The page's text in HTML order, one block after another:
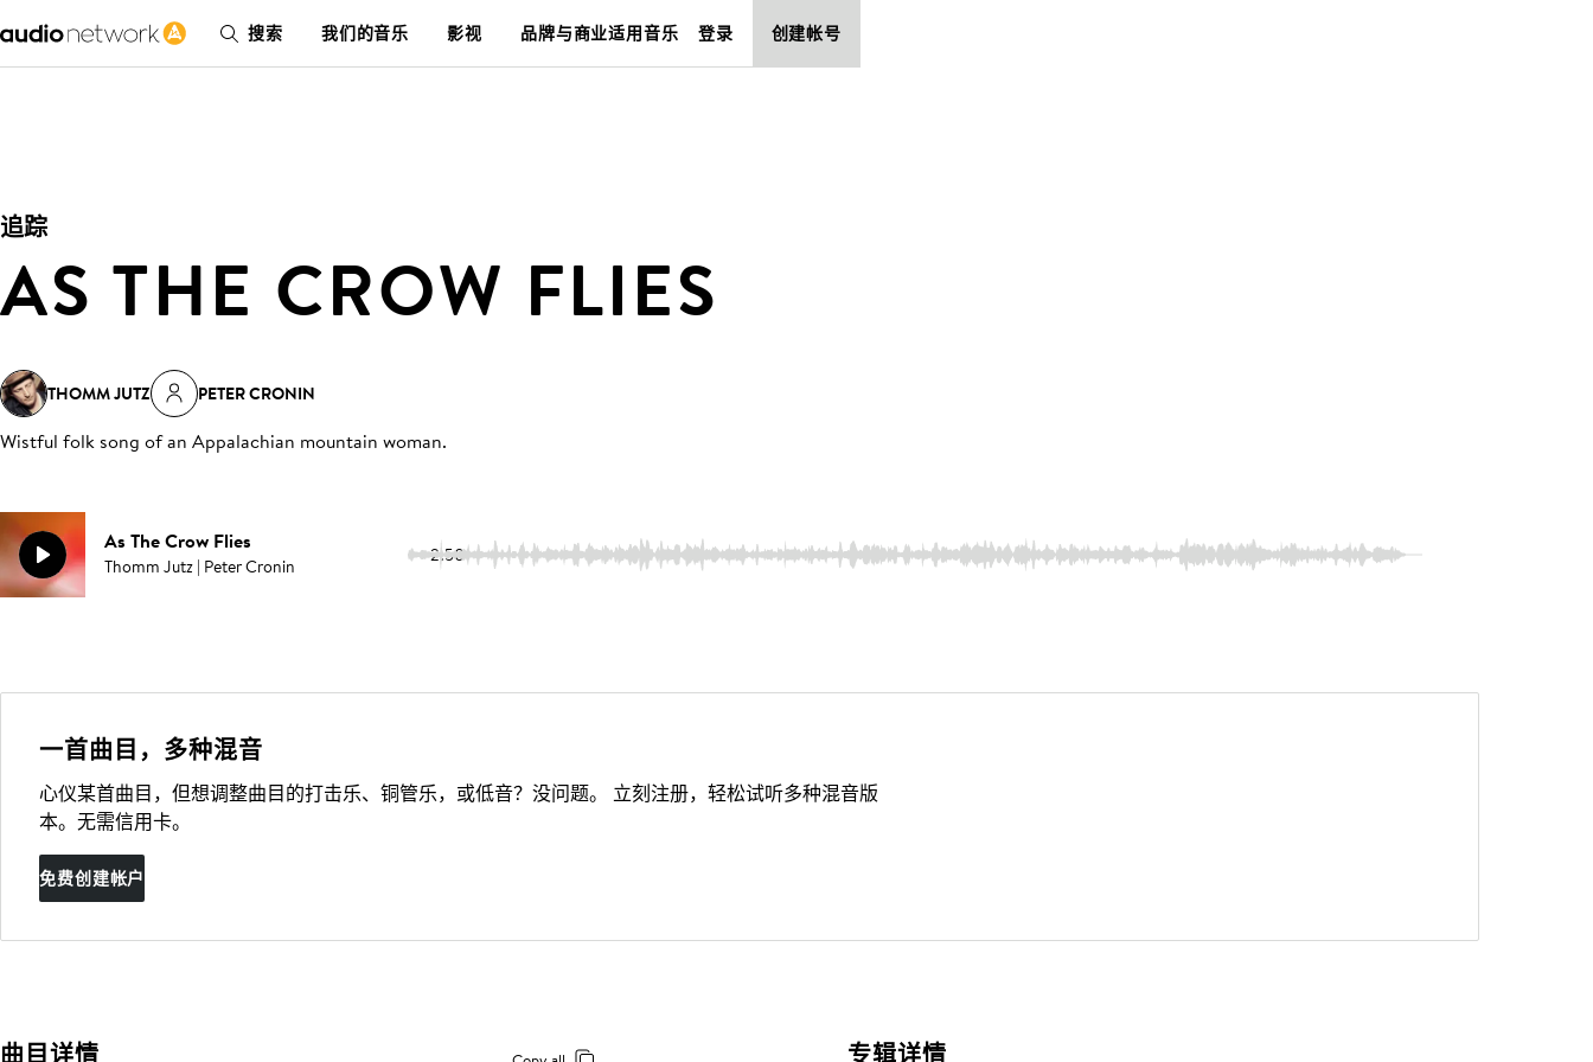
搜索 我们的音乐 影视 品牌与商业适用音乐 登录 创建帐号
追踪
AS THE CROW FLIES
THOMM JUTZ PETER CRONIN
Wistful folk song of an Appalachian mountain woman.
As The Crow Flies
Thomm Jutz | Peter Cronin 2:50
一首曲目，多种混音
心仪某首曲目，但想调整曲目的打击乐、铜管乐，或低音？没问题。 立刻注册，轻松试听多种混音版
本。无需信用卡。
免费创建帐户
曲目详情 专辑详情